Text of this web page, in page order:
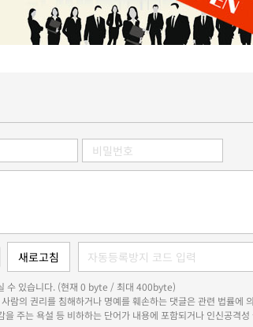
수 있습니다. (현재 0 byte / 최대 400byte)
람의 권리를 침해하거나 명예를 훼손하는 댓글은 관련 법률에
을 주는 욕설 등 비하하는 단어가 내용에 포함되거나 인신공격